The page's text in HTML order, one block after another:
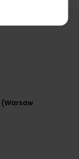
(Warsaw